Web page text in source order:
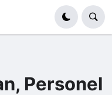
Personel